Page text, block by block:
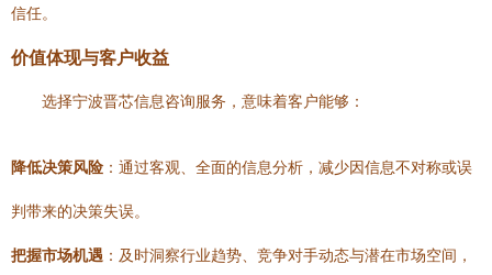
信任。
价值体现与客户收益
选择宁波晋芯信息咨询服务，意味着客户能够：
降低决策风险 ：通过客观、全面的信息分析，减少因信息不对称或误
判带来的决策失误。
把握市场机遇 ：及时洞察行业趋势、竞争对手动态与潜在市场空间，